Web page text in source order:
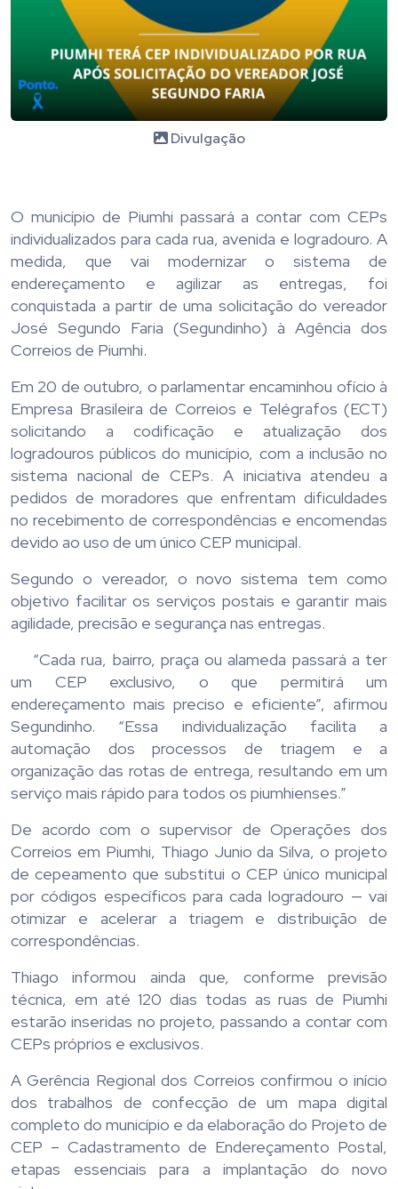
Divulgação
O município de Piumhi passará a contar com CEPs
individualizados para cada rua, avenida e logradouro. A
medida, que vai modernizar o sistema de
endereçamento e agilizar as entregas, foi
conquistada a partir de uma solicitação do vereador
José Segundo Faria (Segundinho) à Agência dos
Correios de Piumhi.
Em 20 de outubro, o parlamentar encaminhou ofício à
Empresa Brasileira de Correios e Telégrafos (ECT)
solicitando a codificação e atualização dos
logradouros públicos do município, com a inclusão no
sistema nacional de CEPs. A iniciativa atendeu a
pedidos de moradores que enfrentam dificuldades
no recebimento de correspondências e encomendas
devido ao uso de um único CEP municipal.
Segundo o vereador, o novo sistema tem como
objetivo facilitar os serviços postais e garantir mais
agilidade, precisão e segurança nas entregas.
“Cada rua, bairro, praça ou alameda passará a ter
um CEP exclusivo, o que permitirá um
endereçamento mais preciso e eficiente”, afirmou
Segundinho. “Essa individualização facilita a
automação dos processos de triagem e a
organização das rotas de entrega, resultando em um
serviço mais rápido para todos os piumhienses.”
De acordo com o supervisor de Operações dos
Correios em Piumhi, Thiago Junio da Silva, o projeto
de cepeamento que substitui o CEP único municipal
por códigos específicos para cada logradouro — vai
otimizar e acelerar a triagem e distribuição de
correspondências.
Thiago informou ainda que, conforme previsão
técnica, em até 120 dias todas as ruas de Piumhi
estarão inseridas no projeto, passando a contar com
CEPs próprios e exclusivos.
A Gerência Regional dos Correios confirmou o início
dos trabalhos de confecção de um mapa digital
completo do município e da elaboração do Projeto de
CEP – Cadastramento de Endereçamento Postal,
etapas essenciais para a implantação do novo